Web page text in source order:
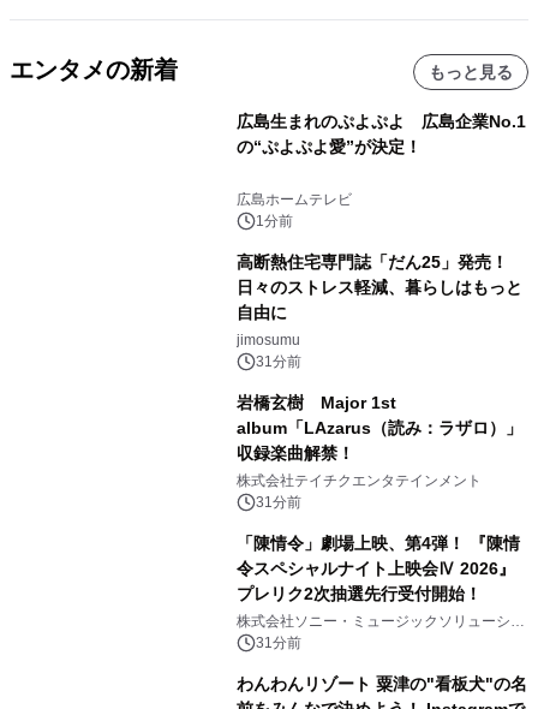
エンタメの新着 もっと見る
広島生まれのぷよぷよ 広島企業No.1
の“ぷよぷよ愛”が決定！
広島ホームテレビ
1分前
高断熱住宅専門誌「だん25」発売！
日々のストレス軽減、暮らしはもっと
自由に
jimosumu
31分前
岩橋玄樹 Major 1st
album「LAzarus（読み：ラザロ）」
収録楽曲解禁！
株式会社テイチクエンタテインメント
31分前
「陳情令」劇場上映、第4弾！ 『陳情
令スペシャルナイト上映会Ⅳ 2026』
プレリク2次抽選先行受付開始！
株式会社ソニー・ミュージックソリューショ
ンズ31分前
わんわんリゾート 粟津の"看板犬"の名